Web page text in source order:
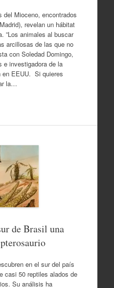
del Mioceno, encontrados
revelan un hábitat
”Los animales al buscar
arcillosas de las que no
con Soledad Domingo,
e investigadora de la
en EEUU. Si quieres
la…
de Brasil una
en el sur del país
casi 50 reptiles alados de
Su análisis ha